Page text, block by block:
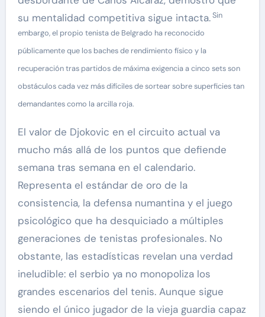
su mentalidad competitiva sigue intacta.Sin
embargo, el propio tenista de Belgrado ha reconocido
públicamente que los baches de rendimiento físico y la
recuperación tras partidos de máxima exigencia a cinco sets son
obstáculos cada vez más difíciles de sortear sobre superficies tan
demandantes como la arcilla roja.
El valor de Djokovic en el circuito actual va
mucho más allá de los puntos que defiende
semana tras semana en el calendario.
Representa el estándar de oro de la
consistencia, la defensa numantina y el juego
psicológico que ha desquiciado a múltiples
generaciones de tenistas profesionales. No
obstante, las estadísticas revelan una verdad
ineludible: el serbio ya no monopoliza los
grandes escenarios del tenis. Aunque sigue
siendo el único jugador de la vieja guardia capaz